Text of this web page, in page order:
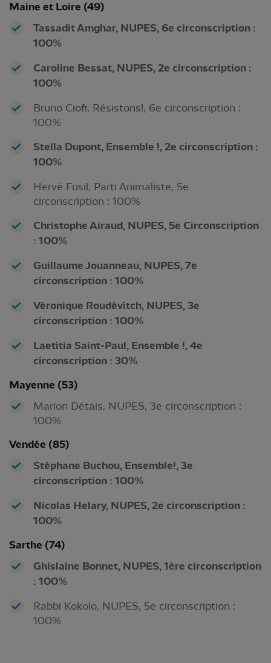
Maine et Loire (49)
Tassadit Amghar, NUPES, 6e circonscription :
100%
Caroline Bessat, NUPES, 2e circonscription :
100%
Bruno Ciofi, Résistons!, 6e circonscription :
100%
Stella Dupont, Ensemble !, 2e circonscription :
100%
Hervé Fusil, Parti Animaliste, 5e
circonscription : 100%
Christophe Airaud, NUPES, 5e Circonscription
: 100%
Guillaume Jouanneau, NUPES, 7e
circonscription : 100%
Véronique Roudévitch, NUPES, 3e
circonscription : 100%
Laetitia Saint-Paul, Ensemble !, 4e
circonscription : 30%
Mayenne (53)
Marion Détais, NUPES, 3e circonscription :
100%
Vendée (85)
Stéphane Buchou, Ensemble!, 3e
circonscription : 100%
Nicolas Helary, NUPES, 2e circonscription :
100%
Sarthe (74)
Ghislaine Bonnet, NUPES, 1ère circonscription
: 100%
Rabbi Kokolo, NUPES, 5e circonscription :
100%